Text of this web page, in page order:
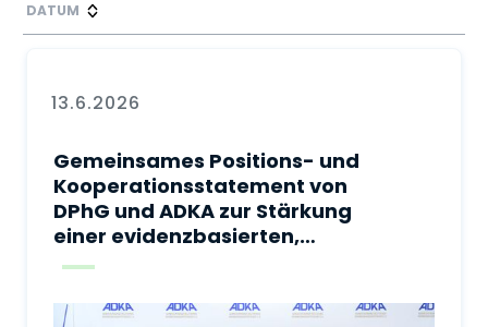
DATUM
13.6.2026
Gemeinsames Positions- und
Kooperationsstatement von
DPhG und ADKA zur Stärkung
einer evidenzbasierten,
sicheren und
Arzneimitteltherapie